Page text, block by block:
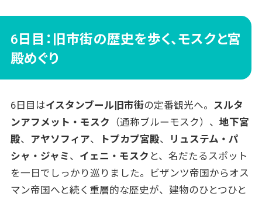
6日目：旧市街の歴史を歩く、モスクと宮
殿めぐり
6日目はイスタンブール旧市街の定番観光へ。 スルタ
ンアフメット・モスク （通称ブルーモスク）、 地下宮
殿、 アヤソフィア、 トプカプ宮殿、
リュステム・パ
シャ・ジャミ 、 イェニ・モスク と、名だたるスポット
を一日でしっかり巡りました。ビザンツ帝国からオス
マン帝国へと続く重層的な歴史が、建物のひとつひと